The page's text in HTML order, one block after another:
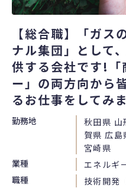
【総合職】「ガス
ナル集団」として
供する会社です!「
ー」の両方向から
るお仕事をしてみ
勤務地
秋田県 山
賀県 広
宮崎県
業種
エネルギ
職種
技術開発